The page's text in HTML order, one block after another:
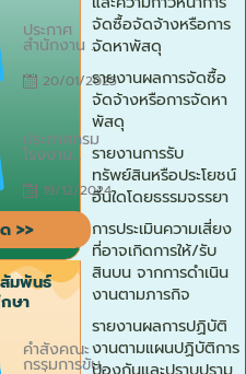
พ.ศ. 2522
ประกาศ
สำนักงาน
จังหวัดกาฬสินธุ์
เรื่อง รูปแบบ
การแบ่งเขต
เลือกตั้งสมาชิก
สภาเทศบาล
ตำบลไผ่ เพื่อรับ
ฟังความคิดเห็น
และข้อเสนอแนะ
จากประชาชนใน
เขตเลือกตั้ง
ประกาศ ณ วัน
ที่ 17 มกราคม
2568
on
20/01/2025
ประกาศกรม
โรงงาน
อุตสาหกรรม
เรื่อง ผลการ
พิจารณาออกใบ
อนุญาต
ประกอบกิจการ
โรงงาน (
โรงงานแปรรูป
ไม้ บ้านโคก
กว้าง )
ประกาศ ณ
ธันวาคม 2567
on
19/12/2024
>>
สัมพันธ์
ษา
คำสั่งคณะ
กรรมการขับ
on
จัดซื้อจัดจ้างหรือการ
จัดหาพัสดุ
รายงานผลการจัดซื้อ
จัดจ้างหรือการจัดหา
พัสดุ
รายงานการรับ
ทรัพย์สินหรือประโยชน์
อื่นใดโดยธรรมจรรยา
การประเมินความเสี่ยง
ที่อาจเกิดการให้/รับ
สินบน จากการดำเนิน
งานตามภารกิจ
รายงานผลการปฏิบัติ
งานตามแผนปฏิบัติการ
ป้องกันและปราบปราม